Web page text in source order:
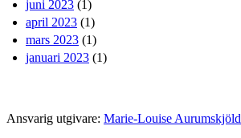
juni 2023 (1)
april 2023 (1)
mars 2023 (1)
januari 2023 (1)
Ansvarig utgivare: Marie-Louise Aurumskjöld